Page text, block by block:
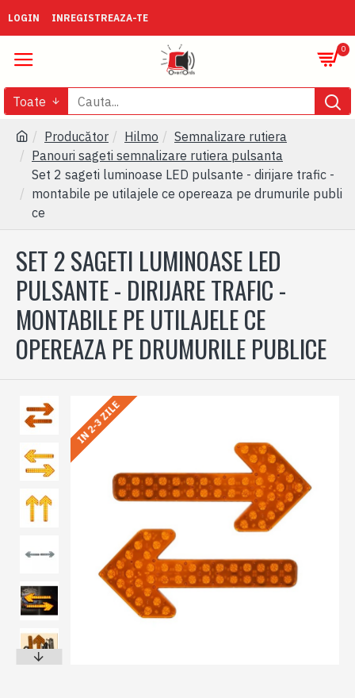
LOGIN INREGISTREAZA-TE
0
Toate
Producător Hilmo
Semnalizare rutiera
Panouri sageti semnalizare rutiera pulsanta
Set 2 sageti luminoase LED pulsante - dirijare trafic -
montabile pe utilajele ce opereaza pe drumurile publi
ce
SET 2 SAGETI LUMINOASE LED
PULSANTE - DIRIJARE TRAFIC -
MONTABILE PE UTILAJELE CE
OPEREAZA PE DRUMURILE PUBLICE
IN 2-3 ZILE